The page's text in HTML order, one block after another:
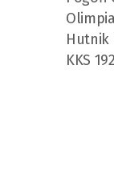
Hutnik
KKS